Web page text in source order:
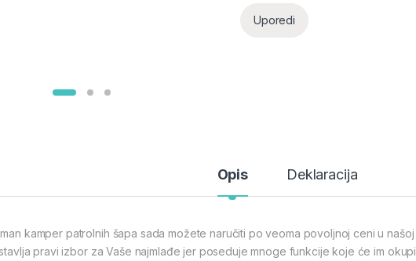
Uporedi
Opis Deklaracija
kamper patrolnih šapa sada možete naručiti po veoma povoljnoj ceni u
pravi izbor za Vaše najmlađe jer poseduje mnoge funkcije koje će im